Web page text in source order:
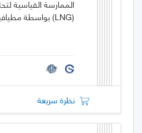
الممارسة القياسية
(LNG) بواسطة مطيافية رامان بالألياف
نظرة سريعة